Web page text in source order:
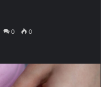
0 0